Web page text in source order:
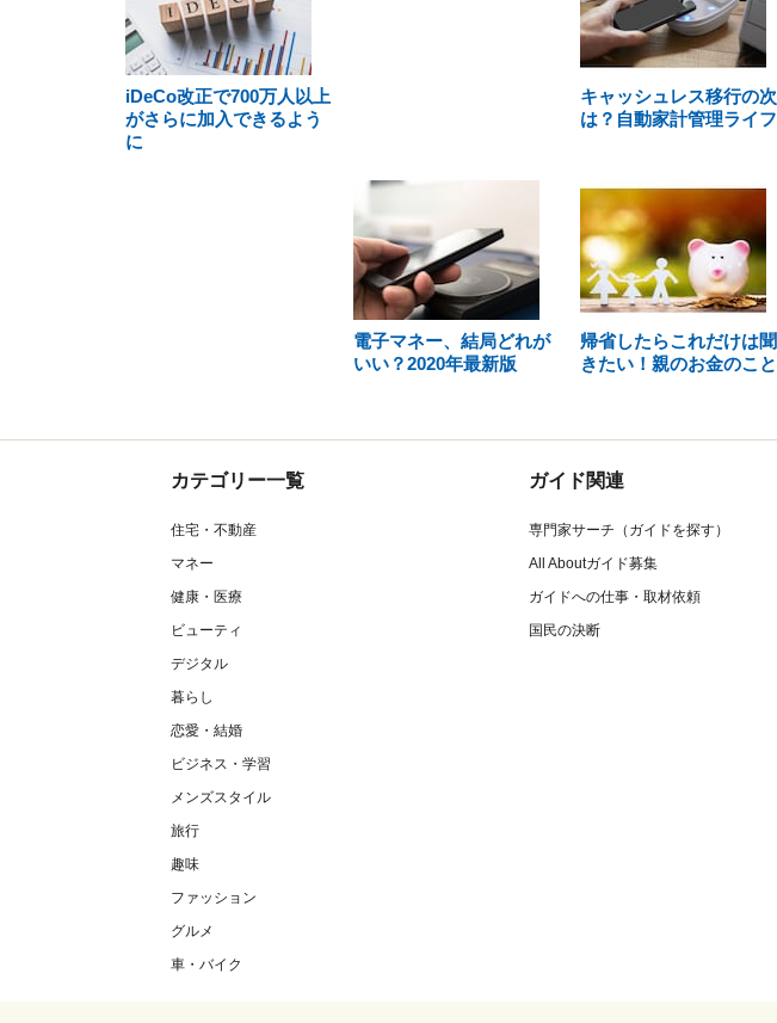
iDeCo改正で700万人以上
がさらに加入できるよう
に
キャッシュレス移行の次
は？自動家計管理ライフ
電子マネー、結局どれが
いい？2020年最新版
帰省したらこれだけは聞
きたい！親のお金のこと
カテゴリー一覧
住宅・不動産
マネー
健康・医療
ビューティ
デジタル
暮らし
恋愛・結婚
ビジネス・学習
メンズスタイル
旅行
趣味
ファッション
グルメ
車・バイク
ガイド関連
専門家サーチ（ガイドを探す）
All Aboutガイド募集
ガイドへの仕事・取材依頼
国民の決断